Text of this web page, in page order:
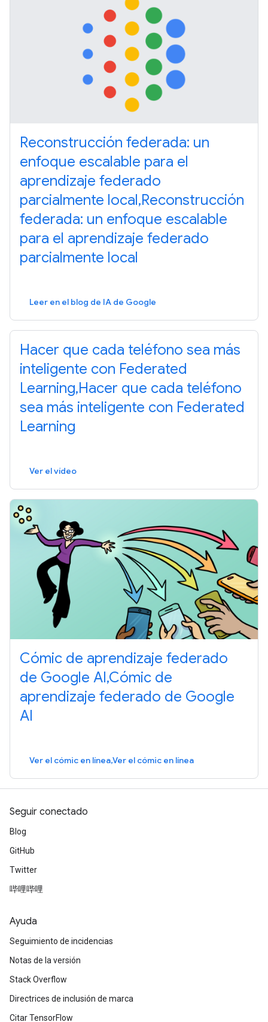
Reconstrucción federada: un
enfoque escalable para el
aprendizaje federado
parcialmente local,Reconstrucción
federada: un enfoque escalable
para el aprendizaje federado
parcialmente local
Leer en el blog de IA de Google
Hacer que cada teléfono sea más
inteligente con Federated
Learning,Hacer que cada teléfono
sea más inteligente con Federated
Learning
Ver el vídeo
Cómic de aprendizaje federado
de Google AI,Cómic de
aprendizaje federado de Google
AI
Ver el cómic en línea,Ver el cómic en línea
Seguir conectado
Blog
GitHub
Twitter
哔哩哔哩
Ayuda
Seguimiento de incidencias
Notas de la versión
Stack Overflow
Directrices de inclusión de marca
Citar TensorFlow